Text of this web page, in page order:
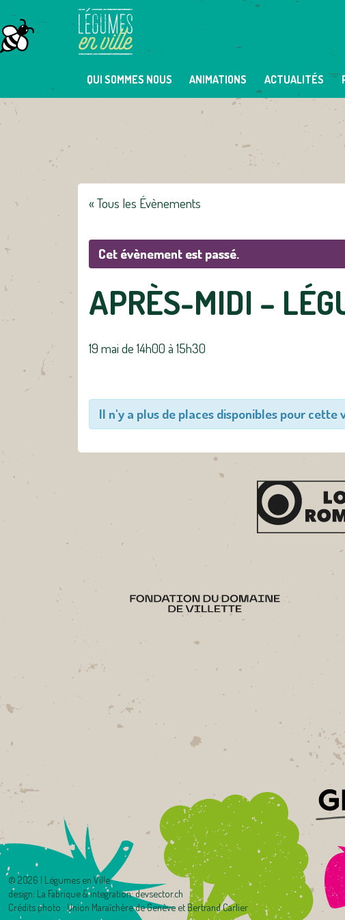
to
content
QUI SOMMES NOUS ANIMATIONS ACTUALITÉS
« Tous les Évènements
Cet évènement est passé.
APRÈS-MIDI –
19 mai de 14h00 à 15h30
Il n'y a plus de places disponibles pour cette
© 2026 | Légumes en Ville
design: La Fabrique& integration:devsector.ch
Crédits photo : Union Maraîchère de Genève et Bertrand Carlier